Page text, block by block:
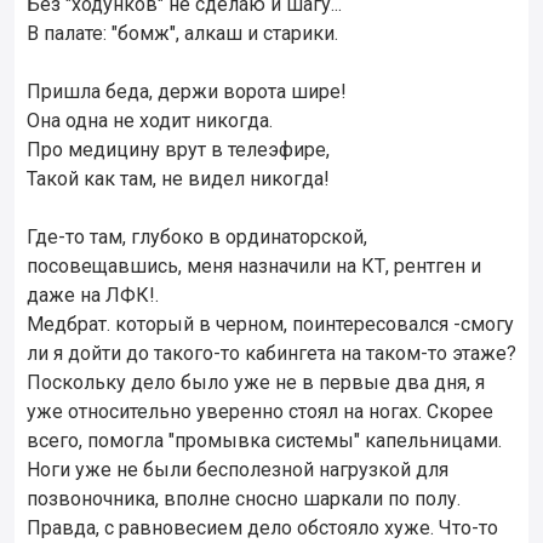
В палате: "бомж", алкаш и старики.
Пришла беда, держи ворота шире!
Она одна не ходит никогда.
Про медицину врут в телеэфире,
Такой как там, не видел никогда!
Где-то там, глубоко в ординаторской,
посовещавшись, меня назначили на КТ, рентген и
даже на ЛФК!.
Медбрат. который в черном, поинтересовался -смогу
ли я дойти до такого-то кабингета на таком-то этаже?
Поскольку дело было уже не в первые два дня, я
уже относительно уверенно стоял на ногах. Скорее
всего, помогла "промывка системы" капельницами.
Ноги уже не были бесполезной нагрузкой для
позвоночника, вполне сносно шаркали по полу.
Правда, с равновесием дело обстояло хуже. Что-то